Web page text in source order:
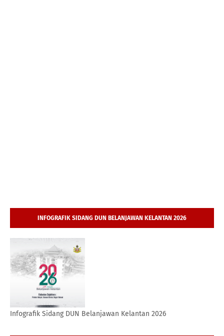
INFOGRAFIK SIDANG DUN BELANJAWAN KELANTAN 2026
Infografik Sidang DUN Belanjawan Kelantan 2026